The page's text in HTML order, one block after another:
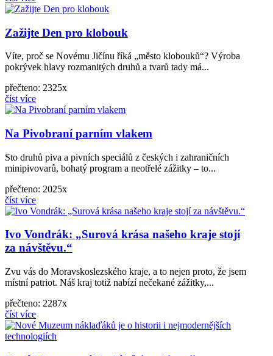
Zažijte Den pro klobouk
Víte, proč se Novému Jičínu říká „město klobouků“? Výroba
pokrývek hlavy rozmanitých druhů a tvarů tady má...
přečteno: 2325x
číst více
Na Pivobraní parním vlakem
Sto druhů piva a pivních speciálů z českých i zahraničních
minipivovarů, bohatý program a neotřelé zážitky – to...
přečteno: 2025x
číst více
Ivo Vondrák: „Surová krása našeho kraje stojí
za návštěvu.“
Zvu vás do Moravskoslezského kraje, a to nejen proto, že jsem
místní patriot. Náš kraj totiž nabízí nečekané zážitky,...
přečteno: 2287x
číst více